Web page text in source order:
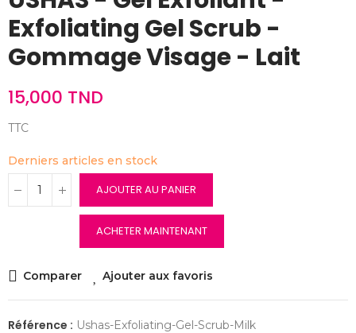
Exfoliating Gel Scrub -
Gommage Visage - Lait
15,000 TND
TTC
Derniers articles en stock
AJOUTER AU PANIER
ACHETER MAINTENANT
Comparer Ajouter aux favoris
Référence : Ushas-Exfoliating-Gel-Scrub-Milk